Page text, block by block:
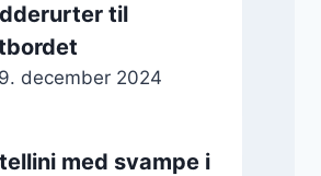
til
december 2024
med svampe i